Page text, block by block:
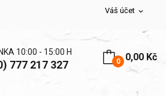
Váš účet expand_more
0 0,00 Kč
10:00 - 15:00 H
777 217 327